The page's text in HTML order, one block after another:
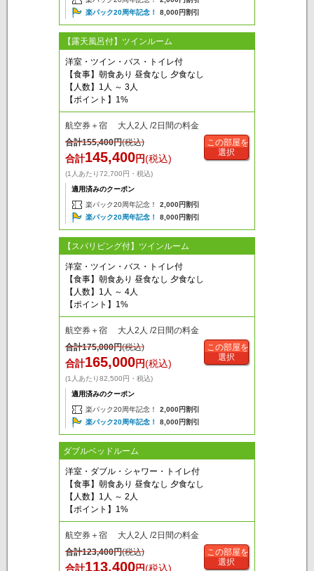
楽パック20周年記念！
8,000円割引
【露天風呂付】ツインルーム
洋室・ツイン・バス・トイレ付
【食事】朝食あり 昼食なし 夕食なし
【人数】1人 ～ 3人
【ポイント】1%
航空券＋宿 大人2人 /2日間の料金
合計155,400円(税込)
合計145,400円(税込)
(1人あたり72,700円・税込)
適用済みのクーポン
楽パック20周年記念！
2,000円割引
楽パック20周年記念！
8,000円割引
この部屋を
選択
【スパリビング付】ツインルーム
洋室・ツイン・バス・トイレ付
【食事】朝食あり 昼食なし 夕食なし
【人数】1人 ～ 4人
【ポイント】1%
航空券＋宿 大人2人 /2日間の料金
合計175,000円(税込)
合計165,000円(税込)
(1人あたり82,500円・税込)
適用済みのクーポン
楽パック20周年記念！
2,000円割引
楽パック20周年記念！
8,000円割引
この部屋を
選択
ダブルベッドルーム
洋室・ダブル・シャワー・トイレ付
【食事】朝食あり 昼食なし 夕食なし
【人数】1人 ～ 2人
【ポイント】1%
航空券＋宿 大人2人 /2日間の料金
合計123,400円(税込)
合計113,400円(税込)
この部屋を
選択